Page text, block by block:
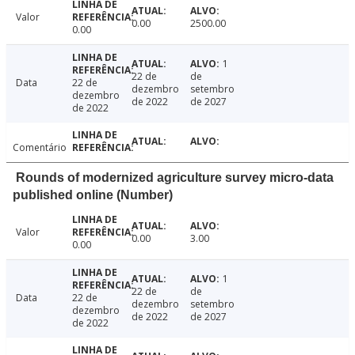
Valor
0.00
0.00 2500.00
Data
22 de
dezembro
de 2022
22 de
dezembro
de 2022
1
de
setembro
de 2027
Comentário
Rounds of modernized agriculture survey micro-data
published online (Number)
Valor
0.00
0.00 3.00
Data
22 de
dezembro
de 2022
22 de
dezembro
de 2022
1
de
setembro
de 2027